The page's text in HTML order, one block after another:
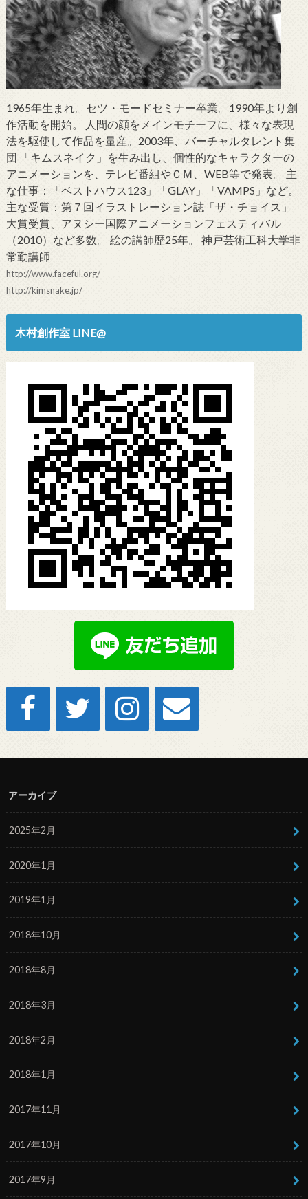
1965年生まれ。セツ・モードセミナー卒業。1990年より創
作活動を開始。 人間の顔をメインモチーフに、様々な表現
法を駆使して作品を量産。2003年、バーチャルタレント集
団 「キムスネイク」を生み出し、個性的なキャラクターの
アニメーションを、テレビ番組やＣＭ、WEB等で発表。 主
な仕事：「ベストハウス123」「GLAY」「VAMPS」など。
主な受賞：第７回イラストレーション誌「ザ・チョイス」
大賞受賞、アヌシー国際アニメーションフェスティバル
（2010）など多数。 絵の講師歴25年。 神戸芸術工科大学非
常勤講師
http://www.faceful.org/
http://kimsnake.jp/
木村創作室 LINE@
アーカイブ
2025年2月
2020年1月
2019年1月
2018年10月
2018年8月
2018年3月
2018年2月
2018年1月
2017年11月
2017年10月
2017年9月